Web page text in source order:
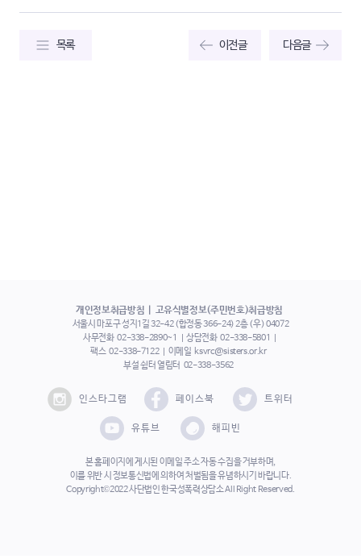
목록 이전글 다음글
개인정보취급방침 고유식별정보(주민번호)취급방침
서울시 마포구 성지1길 32-42 (합정동 366-24) 2층 (우) 04072
사무전화 02-338-2890~1 상담전화 02-338-5801
팩스 02-338-7122 이메일 ksvrc@sisters.or.kr
부설 쉼터 열림터 02-338-3562
인스타그램 페이스북 트위터
유튜브 해피빈
본 홈페이지에 게시된 이메일 주소 자동 수집을 거부하며,
이를 위반 시 정보통신법에 의하여 처벌됨을 유념하시기 바랍니다.
Copyright©2022 사단법인 한국성폭력상담소 All Right Reserved.